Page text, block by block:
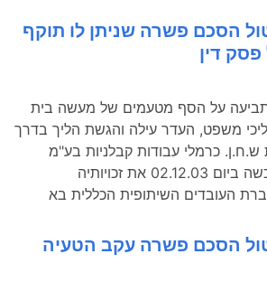
הסכם פשרה שניתן לו תוקף
דין
על הסף מטעמים של מעשה בית
משפט, העדר עילה והגשת הליך בדרך
רקע חברת ש.ח.ן. כרמלי עבודות קבלניות בע"מ
(להלן:המשיבה 3) רכשה ביום 02.12.03 את זכויותיה
העובדים השיתופית הכללית בא
הסכם פשרה עקב הטעיה